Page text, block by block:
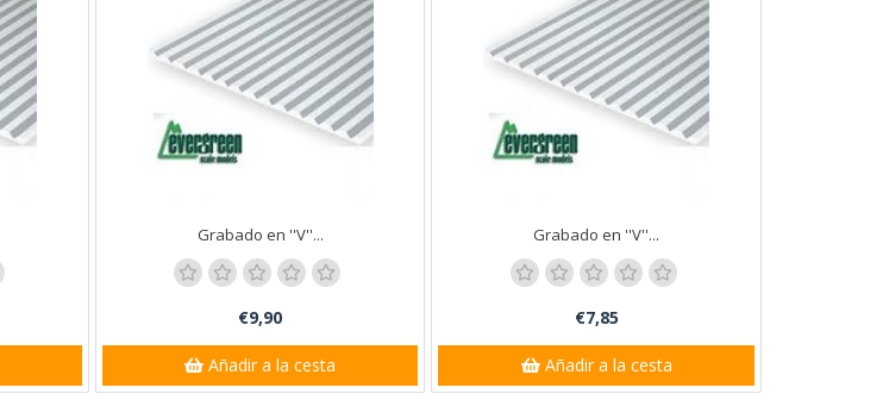
Grabado en ''V''...
€9,90
Añadir a la cesta
Grabado en ''V''...
€7,85
Añadir a la cesta